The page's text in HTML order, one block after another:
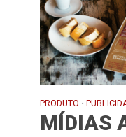
PRODUTO •
MÍDIAS